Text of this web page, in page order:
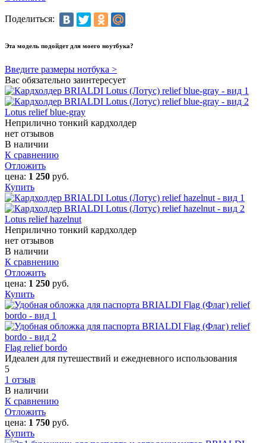
Поделиться:
Эта модель подойдет для моего ноутбука?
Введите размеры нотбука >
Вас обязательно заинтересует
Lotus relief blue-gray
Неприлично тонкий кардхолдер
нет отзывов
В наличии
К сравнению
Отложить
цена: 1 250 руб.
Купить
Lotus relief hazelnut
Неприлично тонкий кардхолдер
нет отзывов
В наличии
К сравнению
Отложить
цена: 1 250 руб.
Купить
Flag relief bordo
Идеален для путешествий и ежедневного использования
5
1 отзыв
В наличии
К сравнению
Отложить
цена: 1 750 руб.
Купить